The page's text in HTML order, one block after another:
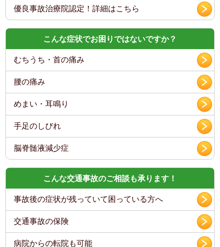
優良事故治療院認定！詳細はこちら
こんな症状でお困りではないですか？
むちうち・首の痛み
腰の痛み
めまい・耳鳴り
手足のしびれ
脳脊髄液減少症
こんな交通事故のご相談も承ります！
事故後の症状が残っていて困っている方へ
交通事故の保険
病院からの転院も可能